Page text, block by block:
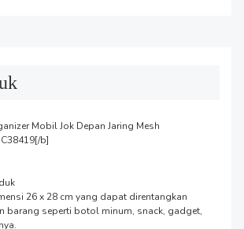
Mobil Jok Depan Jaring Mesh
b]
barang seperti botol minum, snack, gadget,